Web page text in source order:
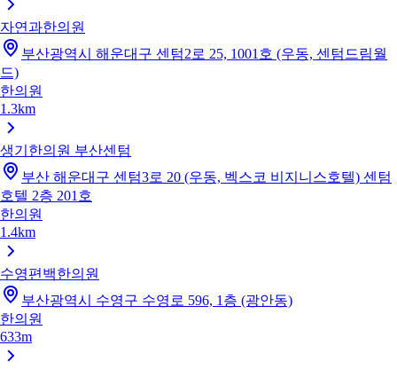
자연과한의원
부산광역시 해운대구 센텀2로 25, 1001호 (우동, 센텀드림월
드)
한의원
1.3km
생기한의원 부산센텀
부산 해운대구 센텀3로 20 (우동, 벡스코 비지니스호텔) 센텀
호텔 2층 201호
한의원
1.4km
수영편백한의원
부산광역시 수영구 수영로 596, 1층 (광안동)
한의원
633m